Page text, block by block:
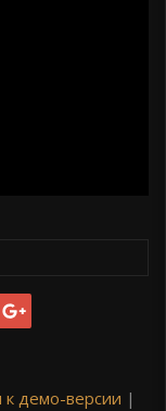
к демо-версии |